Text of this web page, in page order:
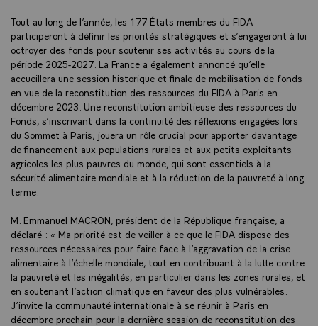
Tout au long de l’année, les 177 États membres du FIDA
participeront à définir les priorités stratégiques et s’engageront à lui
octroyer des fonds pour soutenir ses activités au cours de la
période 2025-2027. La France a également annoncé qu’elle
accueillera une session historique et finale de mobilisation de fonds
en vue de la reconstitution des ressources du FIDA à Paris en
décembre 2023. Une reconstitution ambitieuse des ressources du
Fonds, s’inscrivant dans la continuité des réflexions engagées lors
du Sommet à Paris, jouera un rôle crucial pour apporter davantage
de financement aux populations rurales et aux petits exploitants
agricoles les plus pauvres du monde, qui sont essentiels à la
sécurité alimentaire mondiale et à la réduction de la pauvreté à long
terme.
M. Emmanuel MACRON, président de la République française, a
déclaré : « Ma priorité est de veiller à ce que le FIDA dispose des
ressources nécessaires pour faire face à l’aggravation de la crise
alimentaire à l’échelle mondiale, tout en contribuant à la lutte contre
la pauvreté et les inégalités, en particulier dans les zones rurales, et
en soutenant l’action climatique en faveur des plus vulnérables.
J’invite la communauté internationale à se réunir à Paris en
décembre prochain pour la dernière session de reconstitution des